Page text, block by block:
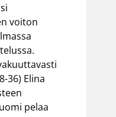
voiton
36) Elina
pelaa